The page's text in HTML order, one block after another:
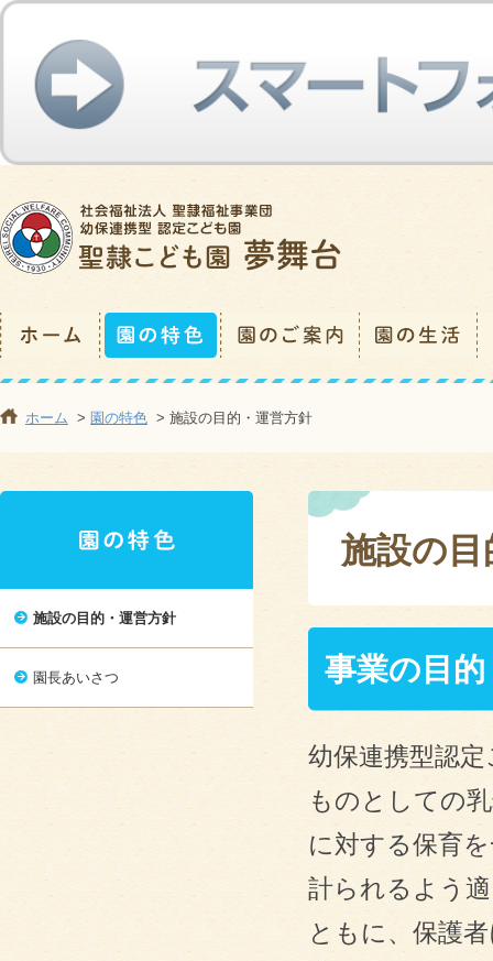
ホーム > 園の特色 > 施設の目的・運営方針
施設の目
事業の目的
幼保連携型認
ものとしての
に対する保育
計られるよう
ともに、保護
施設の目的・運営方針
園長あいさつ